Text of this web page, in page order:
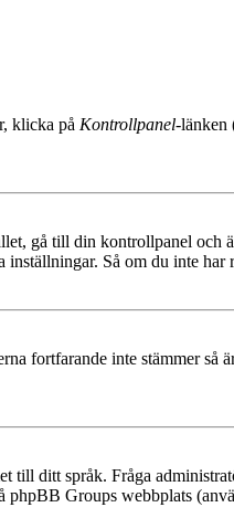
klicka på Kontrollpanel-länken
gå till din kontrollpanel
inställningar. Så om du inte
fortfarande inte stämmer
ditt språk. Fråga
Groups webbplats